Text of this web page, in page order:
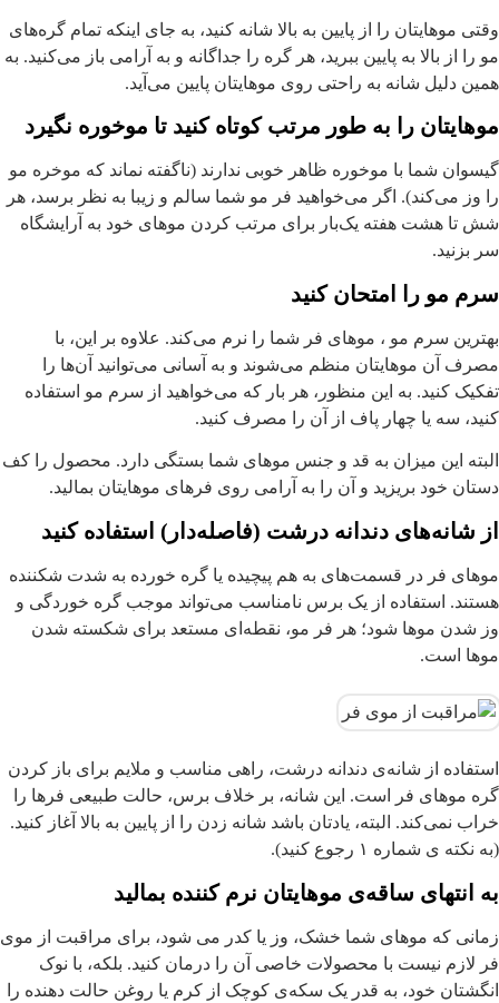
موهایتان را از پایین به بالا شانه کنید، به جای اینکه تمام گره‌های
را از بالا به پایین ببرید، هر گره را جداگانه و به آرامی باز می‌کنید. به
دلیل شانه به راحتی روی موهایتان پایین می‌آید.
را به طور مرتب کوتاه کنید تا موخوره نگیرد
شما با موخوره ظاهر خوبی ندارند (ناگفته نماند که موخره مو
وز می‌کند). اگر می‌خواهید فر مو شما سالم و زیبا به نظر برسد، هر
تا هشت هفته یک‌بار برای مرتب کردن موهای خود به آرایشگاه
بزنید.
مو را امتحان کنید
سرم مو ، موهای فر شما را نرم می‌کند. علاوه بر این، با
آن موهایتان منظم می‌شوند و به آسانی می‌توانید آن‌ها را
کنید. به این منظور، هر بار که می‌خواهید از سرم مو استفاده
سه یا چهار پاف از آن را مصرف کنید.
این میزان به قد و جنس موهای شما بستگی دارد. محصول را کف
خود بریزید و آن را به آرامی روی فرهای موهایتان بمالید.
شانه‌های دندانه درشت (فاصله‌دار) استفاده کنید
فر در قسمت‌های به هم پیچیده یا گره خورده به شدت شکننده
استفاده از یک برس نامناسب می‌تواند موجب گره خوردگی و
شدن موها شود؛ هر فر مو، نقطه‌ای مستعد برای شکسته شدن
است.
از شانه‌ی دندانه‌ درشت، راهی مناسب و ملایم برای باز کردن
موهای فر است. این شانه، بر خلاف برس، حالت طبیعی فرها را
نمی‌کند. البته، یادتان باشد شانه زدن را از پایین به بالا آغاز کنید.
نکته ی شماره ۱ رجوع کنید).
انتهای ساقه‌ی موهایتان نرم کننده بمالید
که موهای شما خشک، وز یا کدر می شود، برای مراقبت از موی
لازم نیست با محصولات خاصی آن را درمان کنید. بلکه، با نوک
خود، به قدر یک سکه‌ی کوچک از کرم یا روغن حالت دهنده را